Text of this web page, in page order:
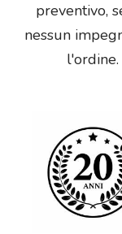
preventivo,
nessun
l'ordine.